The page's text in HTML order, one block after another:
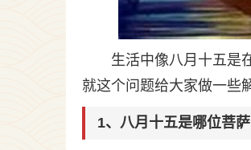
生活中像八月十五是
就这个问题给大家做一些
1、八月十五是哪位菩